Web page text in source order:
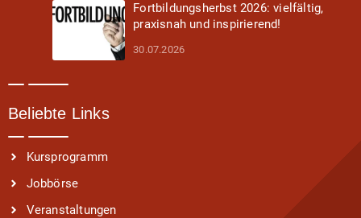
Fortbildungsherbst 2026: vielfältig,
praxisnah und inspirierend!
30.07.2026
Beliebte Links
Kursprogramm
Jobbörse
Veranstaltungen